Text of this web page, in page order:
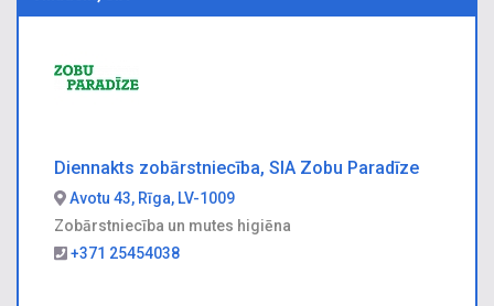
Diennakts zobārstniecība, SIA Zobu Paradīze
Avotu 43, Rīga, LV-1009
Zobārstniecība un mutes higiēna
+371 25454038